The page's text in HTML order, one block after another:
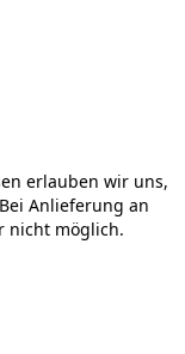
erlauben wir uns,
Anlieferung an
nicht möglich.